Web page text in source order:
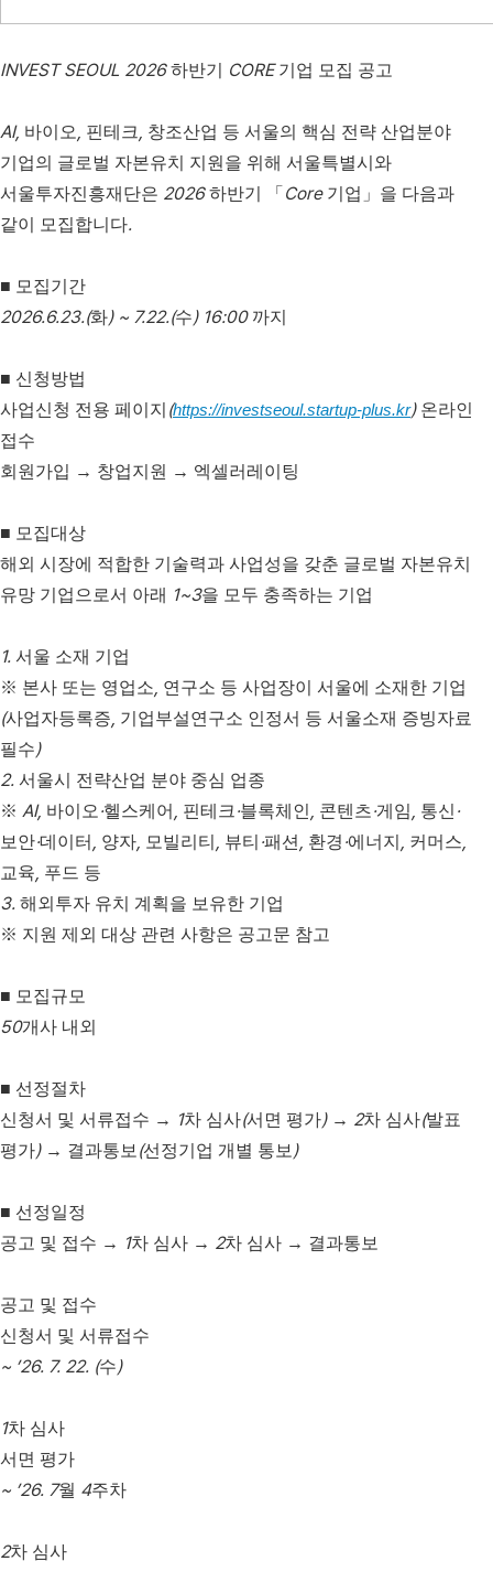
INVEST SEOUL 2026하반기 CORE기업 모집 공고
AI, 바이오, 핀테크, 창조산업 등 서울의 핵심 전략 산업분야
기업의 글로벌 자본유치 지원을 위해 서울특별시와
서울투자진흥재단은 2026하반기 「 Core 기업 」 을 다음과
같이 모집합니다.
■ 모집기간
2026.6.23.(화) ~ 7.22.(수) 16:00 까지
■ 신청방법
사업신청 전용 페이지 (https://investseoul.startup-plus.kr) 온라인
접수
회원가입 → 창업지원 → 엑셀러레이팅
■ 모집대상
해외 시장에 적합한 기술력과 사업성을 갖춘 글로벌 자본유치
유망 기업으로서 아래 1~3을 모두 충족하는 기업
1. 서울 소재 기업
※ 본사 또는 영업소, 연구소 등 사업장이 서울에 소재한 기업
(사업자등록증, 기업부설연구소 인정서 등 서울소재 증빙자료
필수)
2. 서울시 전략산업 분야 중심 업종
※ AI, 바이오 ·헬스케어 , 핀테크 ·블록체인, 콘텐츠·게임, 통신 ·
보안·데이터 , 양자, 모빌리티 , 뷰티 ·패션 , 환경 ·에너지 , 커머스,
교육, 푸드 등
3. 해외투자 유치 계획을 보유한 기업
※ 지원 제외 대상 관련 사항은 공고문 참고
■ 모집규모
50개사 내외
■ 선정절차
신청서 및 서류접수 → 1차 심사(서면 평가) → 2차 심사(발표
평가) → 결과통보 (선정기업 개별 통보 )
■ 선정일정
공고 및 접수 → 1차 심사 → 2차 심사 → 결과통보
공고 및 접수
신청서 및 서류접수
~ ’26. 7. 22. (수)
1차 심사
서면 평가
~ ’26. 7월 4주차
2차 심사